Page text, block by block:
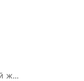
ж...